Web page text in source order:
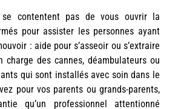
contentent pas de vous ouvrir la
pour assister les personnes ayant
: aide pour s’asseoir ou s’extraire
charge des cannes, déambulateurs ou
qui sont installés avec soin dans le
pour vos parents ou grands-parents,
qu’un professionnel attentionné